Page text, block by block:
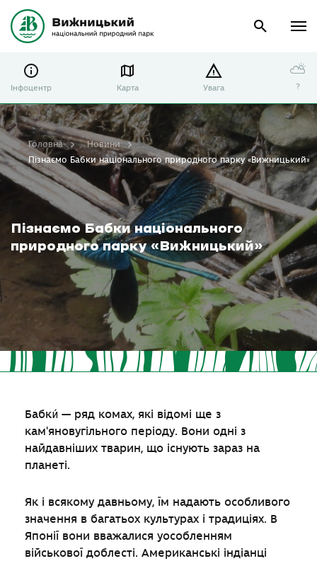
Інфоцентр Карта Увага
⛅
?
Пізнаємо Бабки національного
природного парку «Вижницький»
Головна
Новини
Пізнаємо Бабки національного природного парку «Вижницький»
Бабки́ — ряд комах, які відомі ще з
кам'яновугільного періоду. Вони одні з
найдавніших тварин, що існують зараз на
планеті.
Як і всякому давньому, їм надають особливого
значення в багатьох культурах і традиціях. В
Японії вони вважалися уособленням
військової доблесті. Американські індіанці